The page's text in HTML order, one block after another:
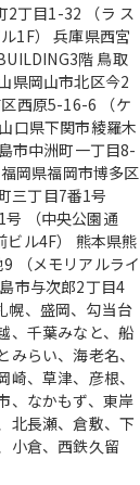
2丁目1-32 （ラ ス
1F） 兵庫県西宮
階 鳥取
県岡山市北区今2
西原5-16-6 （ケ
口県下関市綾羅木
市中洲町一丁目8-
岡県福岡市博多区
三丁目7番1号
号 （中央公園通
ビル4F） 熊本県熊
（メモリアルライ
市与次郎2丁目4
、千葉みなと、船
らい、海老名、
、草津、彦根、
、なかもず、東岸
北長瀬、倉敷、下
小倉、西鉄久留